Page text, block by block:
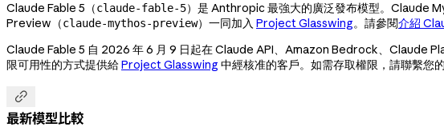
Claude Fable 5（claude-fable-5）是 Anthropic 最強大的廣泛發布模型。Claude
Preview（claude-mythos-preview）一同加入 Project Glasswing。請參閱介紹
Claude Fable 5 自 2026 年 6 月 9 日起在 Claude API、Amazon Bedrock、Claude
限可用性的方式提供給Project Glasswing 中經核准的客戶。如需存取權限，請聯繫您

最新模型比較